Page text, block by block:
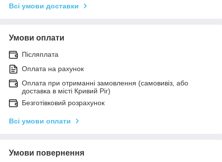
Всі умови доставки
Умови оплати
Післяплата
Оплата на рахунок
Оплата при отриманні замовлення (самовивіз, або
доставка в місті Кривий Ріг)
Безготівковий розрахунок
Всі умови оплати
Умови повернення